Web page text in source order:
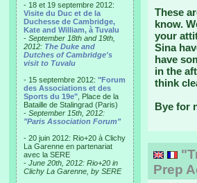
- 18 et 19 septembre 2012:
Visite du Duc et de la
Duchesse de Cambridge,
Kate and William, à Tuvalu
- September 18th and 19th,
2012: The Duke and
Dutches of Cambridge's
visit to Tuvalu
- 15 septembre 2012: "Forum
des Associations et des
Sports du 19e" , Place de la
Bataille de Stalingrad (Paris)
- September 15th, 2012:
"Paris Association Forum"
- 20 juin 2012: Rio+20 à Clichy
La Garenne en partenariat
avec la SERE
- June 20th, 2012: Rio+20 in
Clichy La Garenne, by SERE
These
know.
your
Sina
have
in the
think
Bye for
Prep